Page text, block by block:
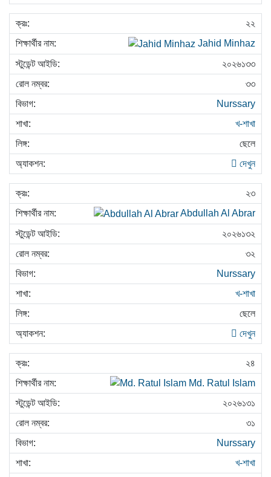
২২
Jahid Minhaz
২০২৬১৩৩
৩৩
Nurssary
খ-শাখা
ছেলে
দেখুন
২৩
Abdullah Al Abrar
২০২৬১৩২
৩২
Nurssary
খ-শাখা
ছেলে
দেখুন
২৪
Md. Ratul Islam
২০২৬১৩১
৩১
Nurssary
খ-শাখা